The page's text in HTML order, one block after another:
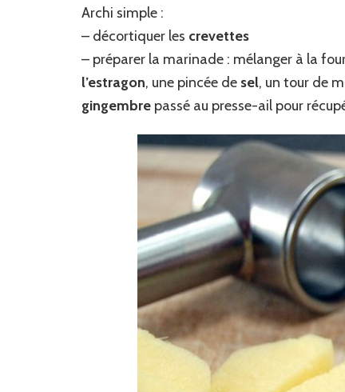
Archi simple :
– décortiquer les crevettes
– préparer la marinade : mélanger à la
l’estragon, une pincée de sel, un tour de
gingembre passé au presse-ail pour